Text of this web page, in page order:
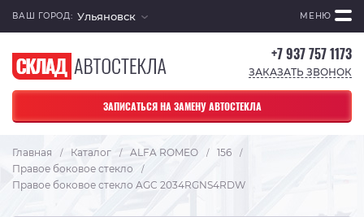
ВАШ ГОРОД: Ульяновск МЕНЮ
+7 937 757 1173
ЗАКАЗАТЬ ЗВОНОК
ЗАПИСАТЬСЯ НА ЗАМЕНУ АВТОСТЕКЛА
Главная / Каталог / ALFA ROMEO / 156 /
Правое боковое стекло /
Правое боковое стекло AGC 2034RGNS4RDW